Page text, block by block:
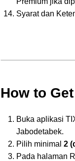
Syarat dan
How to Get
Buka aplikasi
Jabodetabek.
Pilih minimal 2
Pada halaman